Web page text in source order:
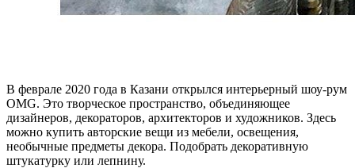
В феврале 2020 года в Казани открылся интерьерный шоу-рум
OMG. Это творческое пространство, объединяющее
дизайнеров, декораторов, архитекторов и художников. Здесь
можно купить авторские вещи из мебели, освещения,
необычные предметы декора. Подобрать декоративную
штукатурку или лепнину.